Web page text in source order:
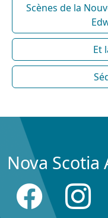
Scènes de la
Et
Nova Scotia